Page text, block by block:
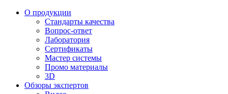
О продукции
Стандарты качества
Вопрос-ответ
Лаборатория
Сертификаты
Мастер системы
Промо материалы
3D
Обзоры экспертов